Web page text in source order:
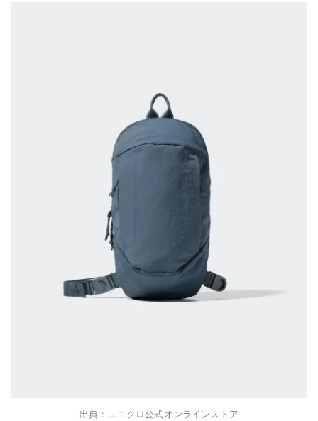
出典：ユニクロ公式オンラインストア